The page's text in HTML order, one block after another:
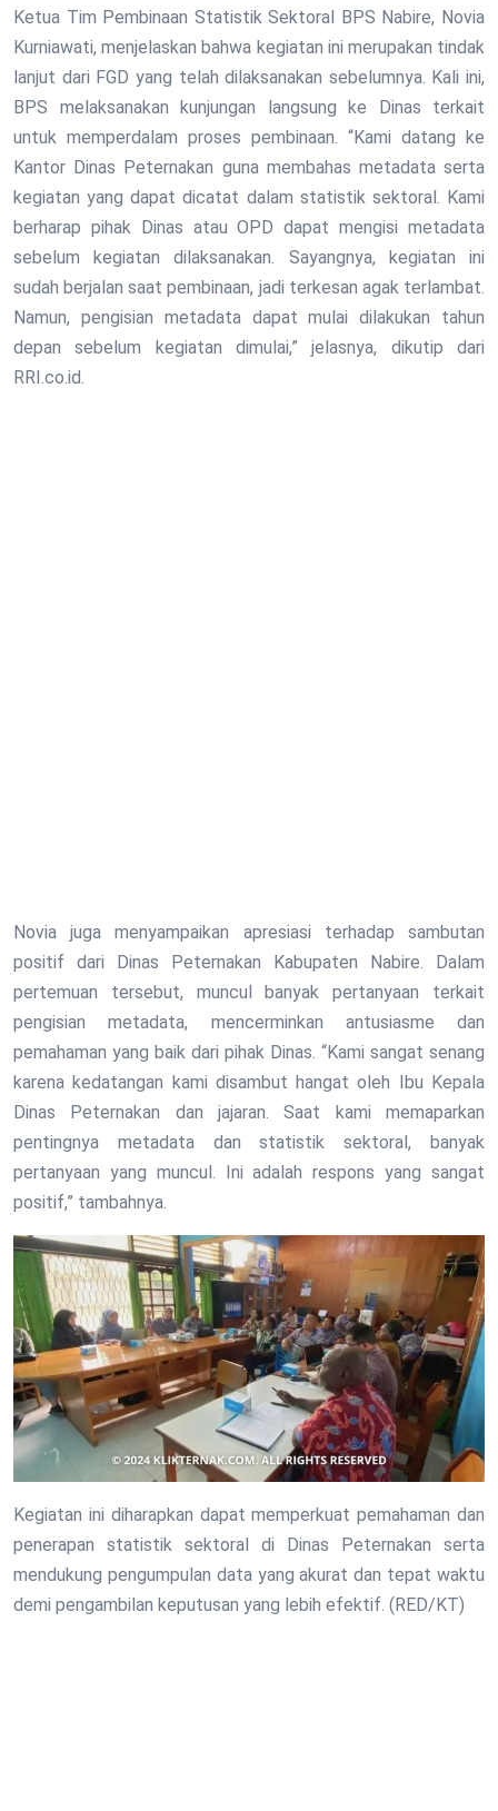
Ketua Tim Pembinaan Statistik Sektoral BPS Nabire, Novia
Kurniawati, menjelaskan bahwa kegiatan ini merupakan tindak
lanjut dari FGD yang telah dilaksanakan sebelumnya. Kali ini,
BPS melaksanakan kunjungan langsung ke Dinas terkait
untuk memperdalam proses pembinaan. “Kami datang ke
Kantor Dinas Peternakan guna membahas metadata serta
kegiatan yang dapat dicatat dalam statistik sektoral. Kami
berharap pihak Dinas atau OPD dapat mengisi metadata
sebelum kegiatan dilaksanakan. Sayangnya, kegiatan ini
sudah berjalan saat pembinaan, jadi terkesan agak terlambat.
Namun, pengisian metadata dapat mulai dilakukan tahun
depan sebelum kegiatan dimulai,” jelasnya, dikutip dari
RRI.co.id.
Novia juga menyampaikan apresiasi terhadap sambutan
positif dari Dinas Peternakan Kabupaten Nabire. Dalam
pertemuan tersebut, muncul banyak pertanyaan terkait
pengisian metadata, mencerminkan antusiasme dan
pemahaman yang baik dari pihak Dinas. “Kami sangat senang
karena kedatangan kami disambut hangat oleh Ibu Kepala
Dinas Peternakan dan jajaran. Saat kami memaparkan
pentingnya metadata dan statistik sektoral, banyak
pertanyaan yang muncul. Ini adalah respons yang sangat
positif,” tambahnya.
Kegiatan ini diharapkan dapat memperkuat pemahaman dan
penerapan statistik sektoral di Dinas Peternakan serta
mendukung pengumpulan data yang akurat dan tepat waktu
demi pengambilan keputusan yang lebih efektif. (RED/KT)